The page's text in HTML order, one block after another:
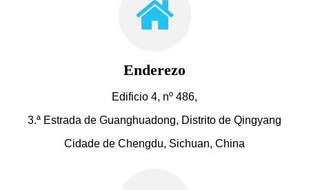
Enderezo
Edificio 4, nº 486,
3.ª Estrada de Guanghuadong, Distrito de Qingyang
Cidade de Chengdu, Sichuan, China